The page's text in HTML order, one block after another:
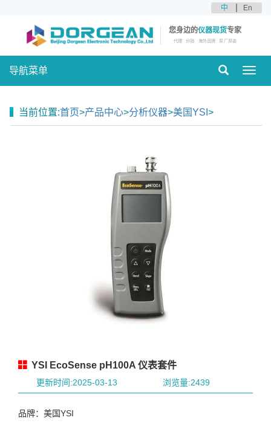
中 En
您身边的仪器现货专家
代理 分销 海外品牌 原厂原装
导航菜单
当前位置:首页>产品中心>分析仪器>美国YSI >
YSI EcoSense pH100A 仪表套件
更新时间:2025-03-13 浏览量:2439
品牌：美国YSI